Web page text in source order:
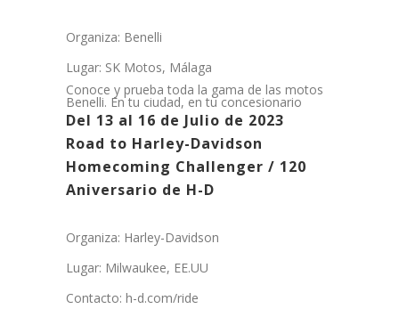
Organiza: Benelli
Lugar: SK Motos, Málaga
Conoce y prueba toda la gama de las motos
Benelli. En tu ciudad, en tu concesionario
Del 13 al 16 de Julio de 2023
Road to Harley-Davidson
Homecoming Challenger / 120
Aniversario de H-D
Organiza: Harley-Davidson
Lugar: Milwaukee, EE.UU
Contacto: h-d.com/ride